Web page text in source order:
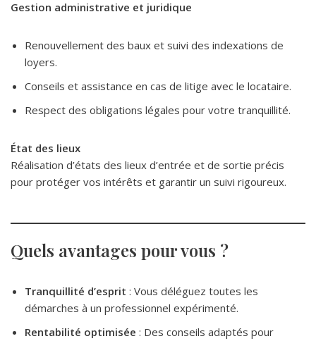
Gestion administrative et juridique
Renouvellement des baux et suivi des indexations de
loyers.
Conseils et assistance en cas de litige avec le locataire.
Respect des obligations légales pour votre tranquillité.
État des lieux
Réalisation d’états des lieux d’entrée et de sortie précis
pour protéger vos intérêts et garantir un suivi rigoureux.
Quels avantages pour vous ?
Tranquillité d’esprit : Vous déléguez toutes les
démarches à un professionnel expérimenté.
Rentabilité optimisée : Des conseils adaptés pour